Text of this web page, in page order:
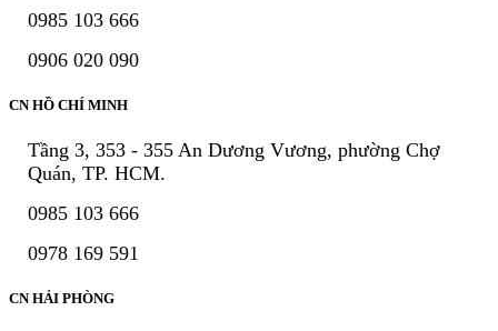
0985 103 666
0906 020 090
CN HỒ CHÍ MINH
Tầng 3, 353 - 355 An Dương Vương, phường Chợ
Quán, TP. HCM.
0985 103 666
0978 169 591
CN HẢI PHÒNG